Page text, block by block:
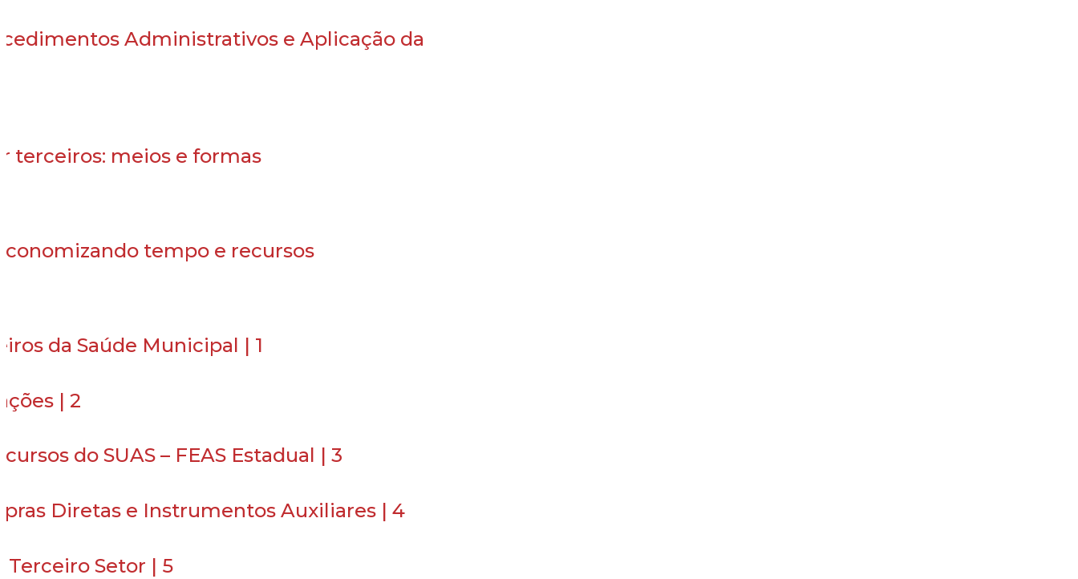
Administrativos e Aplicação da
terceiros: meios e formas
tempo e recursos
da Saúde Municipal | 1
| 2
do SUAS – FEAS Estadual | 3
Diretas e Instrumentos Auxiliares | 4
Terceiro Setor | 5